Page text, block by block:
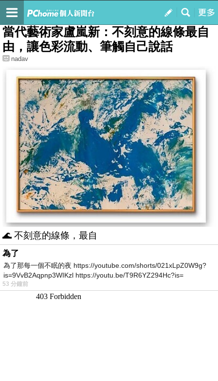
我的
最新文章
當代藝術家盧嵐新：不刻意的線條最自
由，讓色彩流動、筆觸自己說話
nadav
🌊 不刻意的線條，最自
為了
為了那每一個不眠的夜 https://youtube.com/shorts/021xLpZ0W9g?
is=9VvB2Aqpnp3WIKzl https://youtu.be/T9R6YZ294Hc?is=
53 分鐘前